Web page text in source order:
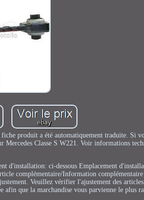
produit a été automatiquement traduite. Si
Mercedes Classe S W221. Voir informations
d'installation: ci-dessous Emplacement
complémentaire/Information
Veuillez vérifier l'ajustement des
afin que la marchandise vous parvienne le plus